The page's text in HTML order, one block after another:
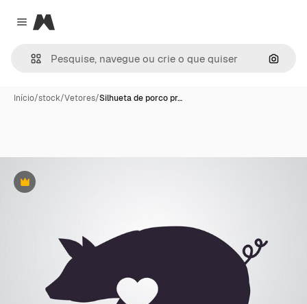
Close menu
Magnific
Início/stock/Vetores/Silhueta de porco pr…
Premium